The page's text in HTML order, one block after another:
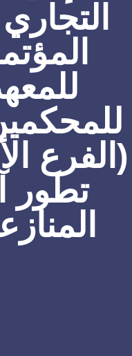
(الفرع
تطور